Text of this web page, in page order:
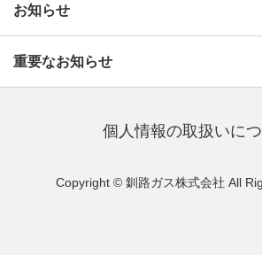
お知らせ
重要なお知らせ
個⼈情報の取扱いに
Copyright © 釧路ガス株式会社 All